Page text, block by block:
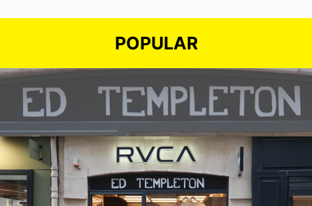
POPULAR